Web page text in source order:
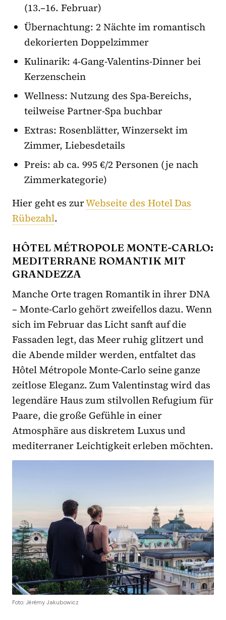
(13.–16. Februar)
Übernachtung: 2 Nächte im romantisch
dekorierten Doppelzimmer
Kulinarik: 4-Gang-Valentins-Dinner bei
Kerzenschein
Wellness: Nutzung des Spa-Bereichs,
teilweise Partner-Spa buchbar
Extras: Rosenblätter, Winzersekt im
Zimmer, Liebesdetails
Preis: ab ca. 995 €/2 Personen (je nach
Zimmerkategorie)
Hier geht es zurWebseite des Hotel Das
Rübezahl.
HÔTEL MÉTROPOLE MONTE-CARLO:
MEDITERRANE ROMANTIK MIT
GRANDEZZA
Manche Orte tragen Romantik in ihrer DNA
– Monte-Carlo gehört zweifellos dazu. Wenn
sich im Februar das Licht sanft auf die
Fassaden legt, das Meer ruhig glitzert und
die Abende milder werden, entfaltet das
Hôtel Métropole Monte-Carlo seine ganze
zeitlose Eleganz. Zum Valentinstag wird das
legendäre Haus zum stilvollen Refugium für
Paare, die große Gefühle in einer
Atmosphäre aus diskretem Luxus und
mediterraner Leichtigkeit erleben möchten.
Foto: Jérémy Jakubowicz